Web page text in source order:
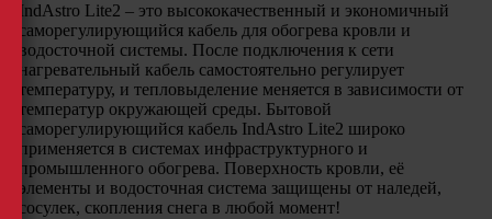
IndAstro Lite2 – это высококачественный и экономичный
саморегулирующийся кабель для обогрева кровли и
водосточной системы. После подключения к сети
нагревательный кабель самостоятельно регулирует
температуру, и тепловыделение меняется в зависимости от
температур окружающей среды. Бытовой
саморегулирующийся кабель IndAstro Lite2 широко
применяется в системах инфраструктурного и
промышленного обогрева. Поверхность кровли, её
элементы и водосточная система защищены от наледей,
сосулек, скопления снега в любой момент!